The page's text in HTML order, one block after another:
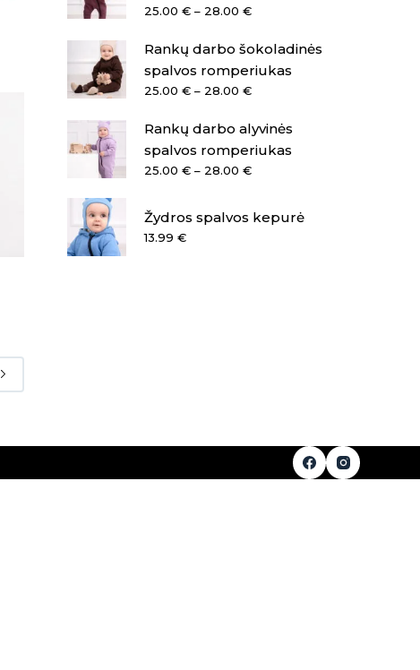
25.00 € – 28.00 €Price
25.00 €
through
28.00 €
Rankų darbo šokoladinės
spalvos romperiukas
25.00 € – 28.00 €Price
25.00 €
through
28.00 €
Rankų darbo alyvinės
spalvos romperiukas
25.00 € – 28.00 €Price
through
Žydros spalvos kepurė
13.99 €